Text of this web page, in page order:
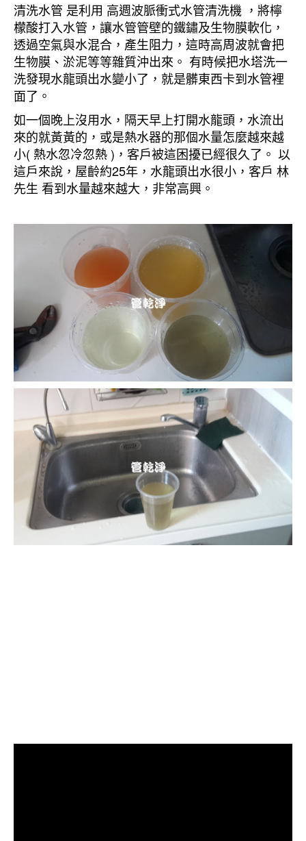
清洗水管 是利用 高週波脈衝式水管清洗機 ，將檸
檬酸打入水管，讓水管管壁的鐵鏽及生物膜軟化，
透過空氣與水混合，產生阻力，這時高周波就會把
生物膜、淤泥等等雜質沖出來。 有時候把水塔洗一
洗發現水龍頭出水變小了，就是髒東西卡到水管裡
面了。
如一個晚上沒用水，隔天早上打開水龍頭，水流出
來的就黃黃的，或是熱水器的那個水量怎麼越來越
小( 熱水忽冷忽熱 )，客戶被這困擾已經很久了。 以
這戶來說，屋齡約25年，水龍頭出水很小，客戶 林
先生 看到水量越來越大，非常高興。